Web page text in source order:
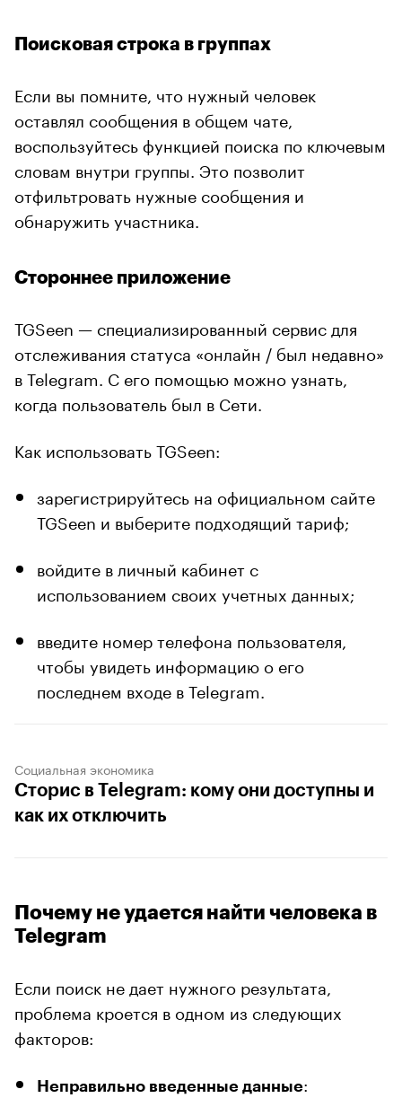
Поисковая строка в группах
Если вы помните, что нужный человек
оставлял сообщения в общем чате,
воспользуйтесь функцией поиска по ключевым
словам внутри группы. Это позволит
отфильтровать нужные сообщения и
обнаружить участника.
Стороннее приложение
TGSeen — специализированный сервис для
отслеживания статуса «онлайн / был недавно»
в Telegram. С его помощью можно узнать,
когда пользователь был в Сети.
Как использовать TGSeen:
зарегистрируйтесь на официальном сайте
TGSeen и выберите подходящий тариф;
войдите в личный кабинет с
использованием своих учетных данных;
введите номер телефона пользователя,
чтобы увидеть информацию о его
последнем входе в Telegram.
Социальная экономика
Сторис в Telegram: кому они доступны и
как их отключить
Почему не удается найти человека в
Telegram
Если поиск не дает нужного результата,
проблема кроется в одном из следующих
факторов:
Неправильно введенные данные: